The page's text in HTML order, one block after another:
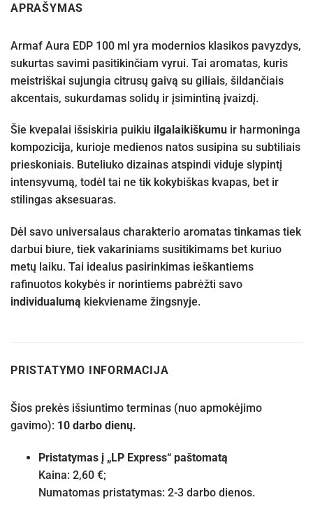
APRAŠYMAS
Armaf Aura EDP 100 ml yra modernios klasikos pavyzdys,
sukurtas savimi pasitikinčiam vyrui. Tai aromatas, kuris
meistriškai sujungia citrusų gaivą su giliais, šildančiais
akcentais, sukurdamas solidų ir įsimintiną įvaizdį.
Šie kvepalai išsiskiria puikiu ilgalaikiškumu ir harmoninga
kompozicija, kurioje medienos natos susipina su subtiliais
prieskoniais. Buteliuko dizainas atspindi viduje slypintį
intensyvumą, todėl tai ne tik kokybiškas kvapas, bet ir
stilingas aksesuaras.
Dėl savo universalaus charakterio aromatas tinkamas tiek
darbui biure, tiek vakariniams susitikimams bet kuriuo
metų laiku. Tai idealus pasirinkimas ieškantiems
rafinuotos kokybės ir norintiems pabrėžti savo
individualumą kiekviename žingsnyje.
PRISTATYMO INFORMACIJA
Šios prekės išsiuntimo terminas (nuo apmokėjimo
gavimo): 10 darbo dienų.
Pristatymas į „LP Express“ paštomatą
Kaina: 2,60 €;
Numatomas pristatymas: 2-3 darbo dienos.